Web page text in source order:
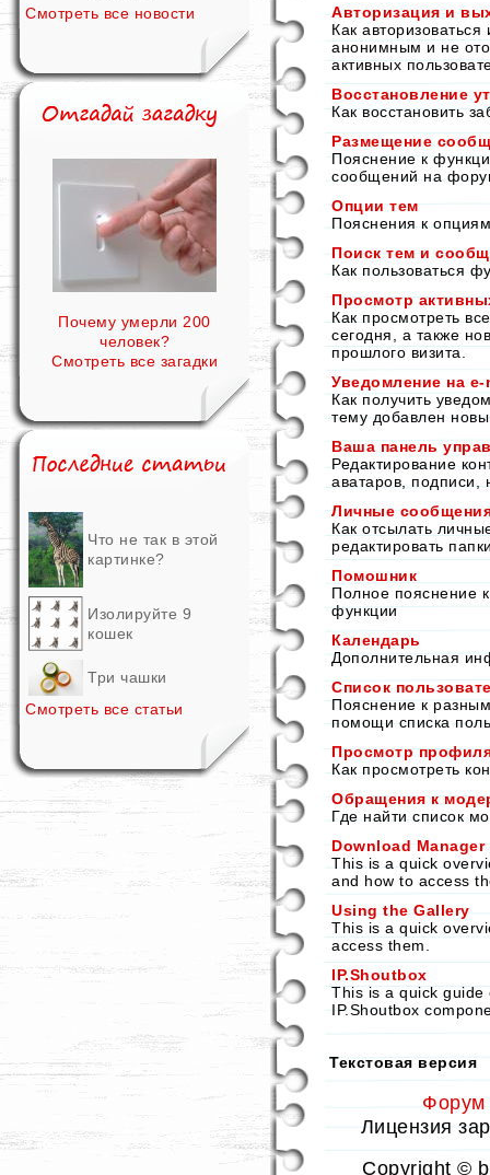
Смотреть все новости
Почему умерли 200
человек?
Смотреть все загадки
Что не так в этой
картинке?
Изолируйте 9
кошек
Три чашки
Смотреть все статьи
Авторизация и
Как
анонимным и не
активных
Восстановление
Как восстановить
Размещение
Пояснение к
сообщений на
Опции тем
Пояснения к
Поиск тем и
Как пользоваться
Просмотр
Как просмотреть
сегодня, а также
прошлого визита.
Уведомление на
Как получить
тему добавлен
Ваша панель
Редактирование
аватаров, подписи,
Личные
Как отсылать
редактировать
Помошник
Полное пояснение
функции
Календарь
Дополнительная
Список
Пояснение к
помощи списка
Просмотр
Как просмотреть
Обращения к
Где найти список
Download Manager
This is a quick
and how to access
Using the Gallery
This is a quick
access them.
IP.Shoutbox
This is a quick
IP.Shoutbox
Текстовая версия
Форум
Лицензия
Copyright ©